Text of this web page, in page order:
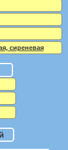
сиреневая